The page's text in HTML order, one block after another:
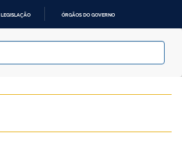
LEGISLAÇÃO ÓRGÃOS DO GOVERNO